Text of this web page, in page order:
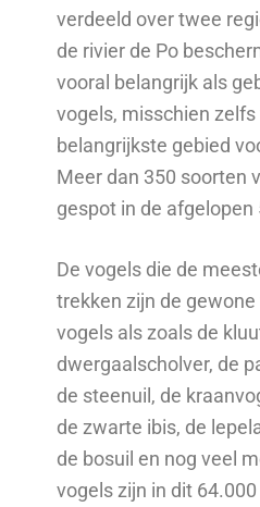
verdeeld over twee
de rivier de Po
vooral belangrijk als
vogels, misschien
belangrijkste gebied
Meer dan 350 soorten
gespot in de afgelopen
De vogels die de
trekken zijn de
vogels als zoals de
dwergaalscholver, de
de steenuil, de
de zwarte ibis, de
de bosuil en nog veel
vogels zijn in dit